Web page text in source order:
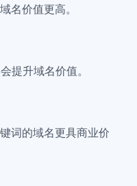
名价值更高。
提升域名价值。
词的域名更具商业价